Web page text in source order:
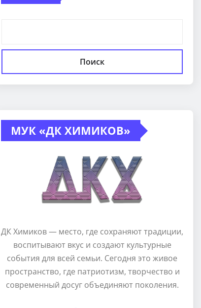
Поиск
МУК «ДК ХИМИКОВ»
ДК Химиков — место, где сохраняют традиции,
воспитывают вкус и создают культурные
события для всей семьи. Сегодня это живое
пространство, где патриотизм, творчество и
современный досуг объединяют поколения.